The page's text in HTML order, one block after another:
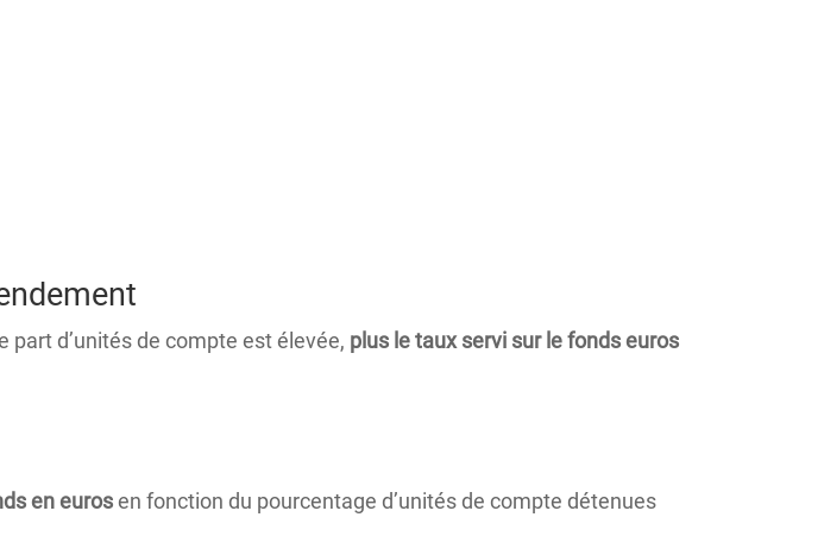
d’unités de compte est élevée, plus le taux servi sur le fonds euros
en eurosen fonction du pourcentage d’unités de compte détenues